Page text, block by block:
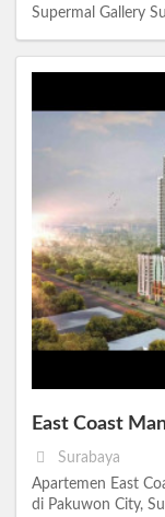
Supermal Gallery
East Coast
Surabaya
Apartemen East
di Pakuwon City,